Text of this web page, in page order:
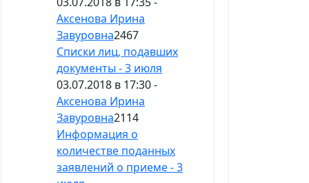
Аксенова Ирина
Завуровна2467
Списки лиц, подавших
документы - 3 июля
03.07.2018 в 17:30 -
Аксенова Ирина
Завуровна2114
Информация о
количестве поданных
заявлений о приеме - 3